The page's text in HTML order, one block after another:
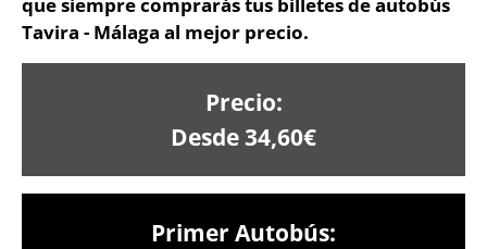
Tavira - Málaga al mejor precio.
Precio:
Desde 34,60€
Primer Autobús: